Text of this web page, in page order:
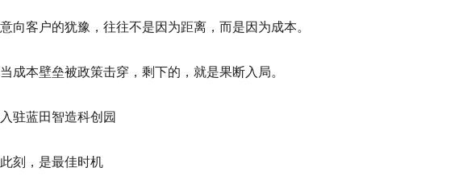
意向客户的犹豫，往往不是因为距离，而是因为成本。
当成本壁垒被政策击穿，剩下的，就是果断入局。
入驻蓝田智造科创园
此刻，是最佳时机